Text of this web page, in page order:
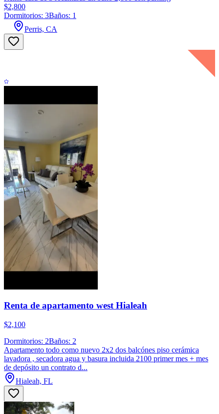
$2,800
Dormitorios: 3Baños: 1
Perris, CA
Renta de apartamento west Hialeah
$2,100
Dormitorios: 2Baños: 2
Apartamento todo como nuevo 2x2 dos balcónes piso cerámica
lavadora , secadora agua y basura incluida 2100 primer mes + mes
de depósito un contrato d...
Hialeah, FL